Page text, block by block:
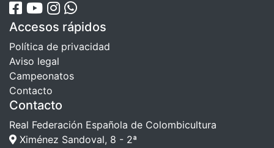
Accesos rápidos
Política de privacidad
Aviso legal
Campeonatos
Contacto
Contacto
Real Federación Española de Colombicultura
Ximénez Sandoval, 8 - 2ª